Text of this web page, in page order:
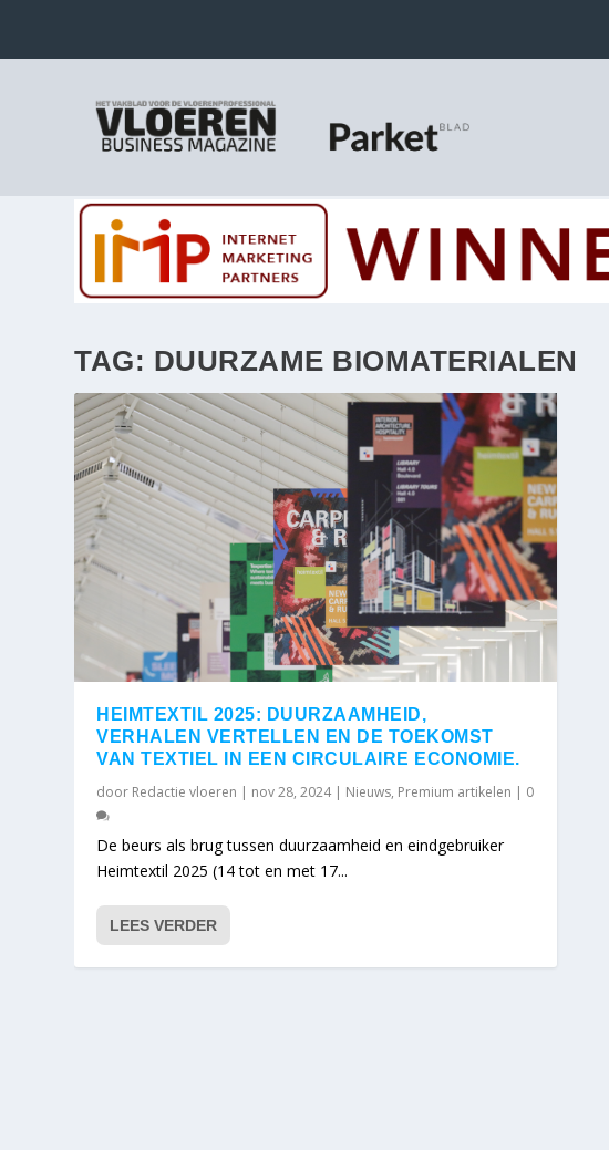
TAG: DUURZAME BIOMATERIALEN
HEIMTEXTIL 2025: DUURZAAMHEID,
VERHALEN VERTELLEN EN DE TOEKOMST
VAN TEXTIEL IN EEN CIRCULAIRE ECONOMIE.
door Redactie vloeren | nov 28, 2024| Nieuws, Premium artikelen | 0
De beurs als brug tussen duurzaamheid en eindgebruiker
Heimtextil 2025 (14 tot en met 17...
LEES VERDER